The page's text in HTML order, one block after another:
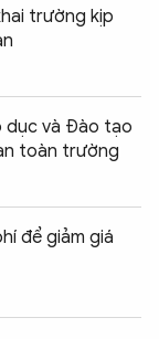
trường kịp
dục và Đào tạo
toàn trường
để giảm giá